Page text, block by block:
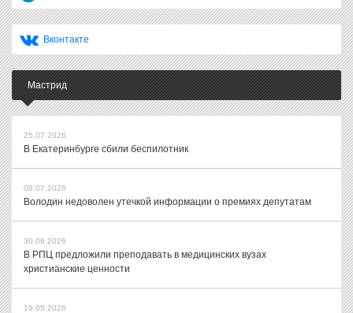
Вконтакте
Мастрид
25.07.2026
В Екатеринбурге сбили беспилотник
08.07.2026
Володин недоволен утечкой информации о премиях депутатам
30.06.2026
В РПЦ предложили преподавать в медицинских вузах
христианские ценности
19.05.2026